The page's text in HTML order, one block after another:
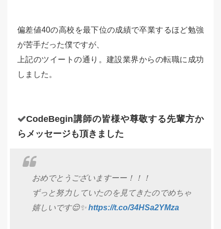
偏差値40の高校を最下位の成績で卒業するほど勉強
が苦手だった僕ですが、
上記のツイートの通り。建設業界からの転職に成功
しました。
CodeBegin講師の皆様や尊敬する先輩方か
らメッセージも頂きました
おめでとうございますーー！！！
ずっと努力していたのを見てきたのでめちゃ
嬉しいです😌✨https://t.co/34HSa2YMza